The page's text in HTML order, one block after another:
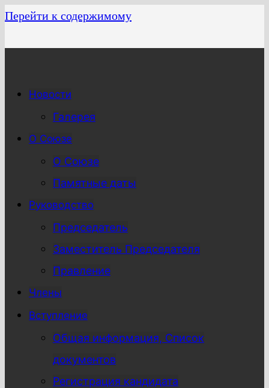
Перейти к содержимому
Новости
Галерея
О Союзе
О Союзе
Памятные даты
Руководство
Председатель
Заместитель Председателя
Правление
Члены
Вступление
Общая информация, Список
документов
Регистрация кандидата